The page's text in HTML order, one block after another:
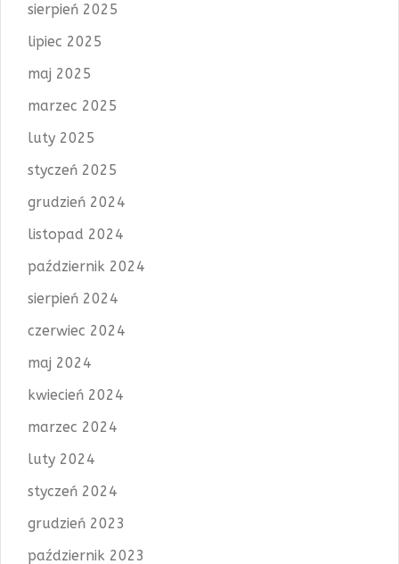
sierpień 2025
lipiec 2025
maj 2025
marzec 2025
luty 2025
styczeń 2025
grudzień 2024
listopad 2024
październik 2024
sierpień 2024
czerwiec 2024
maj 2024
kwiecień 2024
marzec 2024
luty 2024
styczeń 2024
grudzień 2023
październik 2023